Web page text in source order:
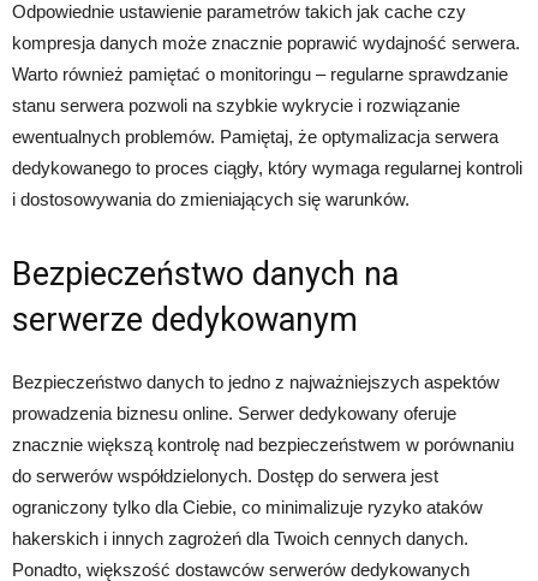
Odpowiednie ustawienie parametrów takich jak cache czy
kompresja danych może znacznie poprawić wydajność serwera.
Warto również pamiętać o monitoringu – regularne sprawdzanie
stanu serwera pozwoli na szybkie wykrycie i rozwiązanie
ewentualnych problemów. Pamiętaj, że optymalizacja serwera
dedykowanego to proces ciągły, który wymaga regularnej kontroli
i dostosowywania do zmieniających się warunków.
Bezpieczeństwo danych na
serwerze dedykowanym
Bezpieczeństwo danych to jedno z najważniejszych aspektów
prowadzenia biznesu online. Serwer dedykowany oferuje
znacznie większą kontrolę nad bezpieczeństwem w porównaniu
do serwerów współdzielonych. Dostęp do serwera jest
ograniczony tylko dla Ciebie, co minimalizuje ryzyko ataków
hakerskich i innych zagrożeń dla Twoich cennych danych.
Ponadto, większość dostawców serwerów dedykowanych